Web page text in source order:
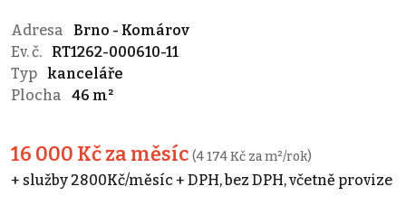
Adresa
Brno - Komárov
Ev. č.
RT1262-000610-11
Typ
kanceláře
Plocha
46 m²
16 000 Kč za měsíc (4 174 Kč za m²/rok)
+ služby 2800Kč/měsíc + DPH, bez DPH, včetně provize